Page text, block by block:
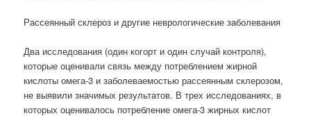
Рассеянный склероз и другие неврологические заболевания
Два исследования (один когорт и один случай контроля),
которые оценивали связь между потреблением жирной
кислоты омега-3 и заболеваемостью рассеянным склерозом,
не выявили значимых результатов. В трех исследованиях, в
которых оценивалось потребление омега-3 жирных кислот